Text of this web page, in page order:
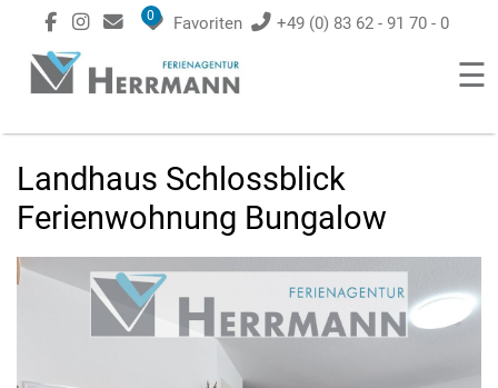
0 Favoriten +49 (0) 83 62 - 91 70 - 0
☰
Landhaus Schlossblick
Ferienwohnung Bungalow